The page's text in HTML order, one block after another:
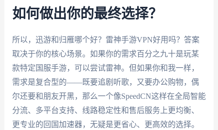
如何做出你的最终选择？
所以，迅游和归雁哪个好？雷神手游VPN好用吗？答案
取决于你的核心场景。如果你的需求百分之九十是玩某
款特定国服手游，可以尝试雷神。但如果你和我一样，
需求是复合型的——既要追剧听歌，又要办公购物，偶
尔还要和朋友开黑，那么一个像SpeedCN这样在全局智能
分流、多平台支持、线路稳定性和售后服务上更均衡、
更专业的回国加速器，无疑是更省心、更高效的选择。